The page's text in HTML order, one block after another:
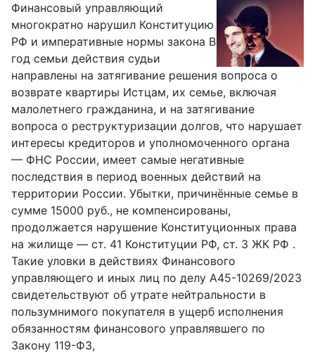
Финансовый управляющий
многократно нарушил Конституцию
РФ и императивные нормы закона В
год семьи действия судьи
направлены на затягивание решения вопроса о
возврате квартиры Истцам, их семье, включая
малолетнего гражданина, и на затягивание
вопроса о реструктуризации долгов, что нарушает
интересы кредиторов и уполномоченного органа
— ФНС России, имеет самые негативные
последствия в период военных действий на
территории России. Убытки, причинённые семье в
сумме 15000 руб., не компенсированы,
продолжается нарушение Конституционных права
на жилище — ст. 41 Конституции РФ, ст. 3 ЖК РФ .
Такие уловки в действиях Финансового
управляющего и иных лиц по делу А45-10269/2023
свидетельствуют об утрате нейтральности в
пользумнимого покупателя в ущерб исполнения
обязанностям финансового управлявшего по
Закону 119-ФЗ,